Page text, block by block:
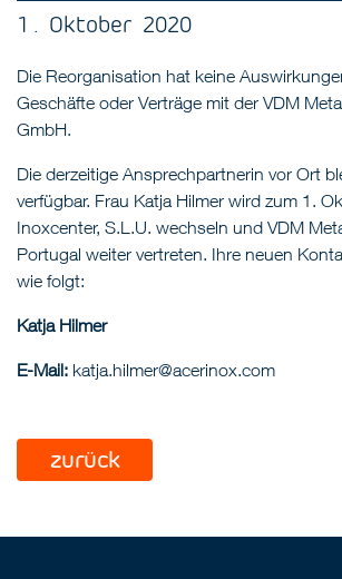
1 . Oktober 2020
Die Reorganisation hat keine
Geschäfte oder Verträge mit der VDM
GmbH.
Die derzeitige Ansprechpartnerin vor Ort
verfügbar. Frau Katja Hilmer wird zum 1.
Inoxcenter, S.L.U. wechseln und VDM
Portugal weiter vertreten. Ihre neuen
wie folgt:
Katja Hilmer
E-Mail: katja.hilmer@acerinox.com
zurück